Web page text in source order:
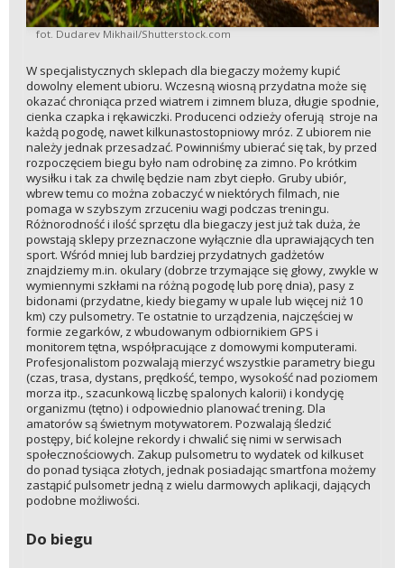
fot. Dudarev Mikhail/Shutterstock.com
W specjalistycznych sklepach dla biegaczy możemy kupić
dowolny element ubioru. Wczesną wiosną przydatna może się
okazać chroniąca przed wiatrem i zimnem bluza, długie spodnie,
cienka czapka i rękawiczki. Producenci odzieży oferują stroje na
każdą pogodę, nawet kilkunastostopniowy mróz. Z ubiorem nie
należy jednak przesadzać. Powinniśmy ubierać się tak, by przed
rozpoczęciem biegu było nam odrobinę za zimno. Po krótkim
wysiłku i tak za chwilę będzie nam zbyt ciepło. Gruby ubiór,
wbrew temu co można zobaczyć w niektórych filmach, nie
pomaga w szybszym zrzuceniu wagi podczas treningu.
Różnorodność i ilość sprzętu dla biegaczy jest już tak duża, że
powstają sklepy przeznaczone wyłącznie dla uprawiających ten
sport. Wśród mniej lub bardziej przydatnych gadżetów
znajdziemy m.in. okulary (dobrze trzymające się głowy, zwykle w
wymiennymi szkłami na różną pogodę lub porę dnia), pasy z
bidonami (przydatne, kiedy biegamy w upale lub więcej niż 10
km) czy pulsometry. Te ostatnie to urządzenia, najczęściej w
formie zegarków, z wbudowanym odbiornikiem GPS i
monitorem tętna, współpracujące z domowymi komputerami.
Profesjonalistom pozwalają mierzyć wszystkie parametry biegu
(czas, trasa, dystans, prędkość, tempo, wysokość nad poziomem
morza itp., szacunkową liczbę spalonych kalorii) i kondycję
organizmu (tętno) i odpowiednio planować trening. Dla
amatorów są świetnym motywatorem. Pozwalają śledzić
postępy, bić kolejne rekordy i chwalić się nimi w serwisach
społecznościowych. Zakup pulsometru to wydatek od kilkuset
do ponad tysiąca złotych, jednak posiadając smartfona możemy
zastąpić pulsometr jedną z wielu darmowych aplikacji, dających
podobne możliwości.
Do biegu